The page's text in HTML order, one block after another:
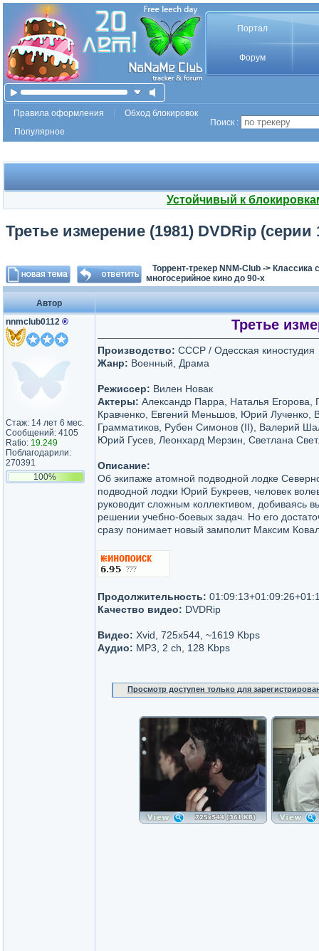
Портал
Форум
Правила оформления
Обход блокировок
Популярное
Поиск :
Устойчивый к
Третье измерение (1981) DVDRip (серии
Торрент-трекер NNM-Club -> Классика
многосерийное кино до 90-х
Автор
nnmclub0112 ®
Стаж: 14 лет 6 мес.
Сообщений: 4105
Ratio: 19.249
Поблагодарили:
270391
100%
Третье
Производство: СССР / Одесская киностудия
Жанр: Военный, Драма
Режиссер: Вилен Новак
Актеры: Александр Парра, Наталья
Кравченко, Евгений Меньшов, Юрий Лученко,
Грамматиков, Рубен Симонов (II), Валерий
Юрий Гусев, Леонхард Мерзин, Светлана
Описание:
Об экипаже атомной подводной лодке
подводной лодки Юрий Букреев, человек
руководит сложным коллективом, добиваясь
решении учебно-боевых задач. Но его
сразу понимает новый замполит Максим
Продолжительность:
Качество видео: DVDRip
Видео: Xvid, 725x544, ~1619 Kbps
Аудио: MP3, 2 ch, 128 Kbps
Просмотр доступен только для